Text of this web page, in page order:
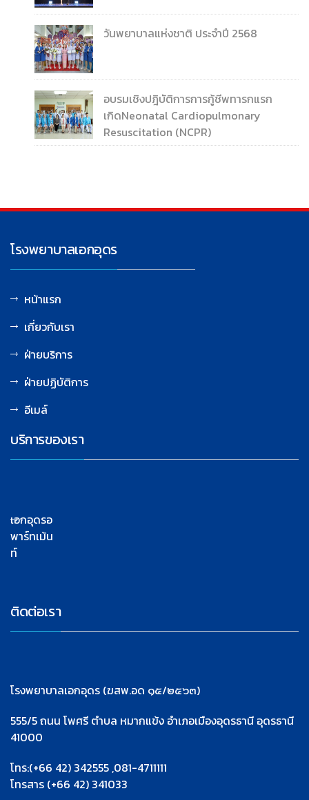
วันพยาบาลแห่งชาติ ประจำปี 2568
อบรมเชิงปฎิบัติการการกู้ชีพทารกแรก
เกิดNeonatal Cardiopulmonary
Resuscitation (NCPR)
โรงพยาบาลเอกอุดร
หน้าแรก
เกี่ยวกับเรา
ฝ่ายบริการ
ฝ่ายปฏิบัติการ
อีเมล์
บริการของเรา
เอกอุดรอ
พาร์ทเม้น
ท์
ติดต่อเรา
โรงพยาบาลเอกอุดร (ฆสพ.อด ๑๕/๒๕๖๓)
555/5 ถนน โพศรี ตำบล หมากแข้ง อำเภอเมืองอุดรธานี อุดรธานี
41000
โทร:(+66 42) 342555 ,081-4711111
โทรสาร (+66 42) 341033